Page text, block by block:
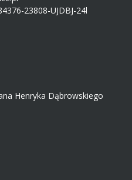
23808-UJDBJ-24l
Henryka Dąbrowskiego